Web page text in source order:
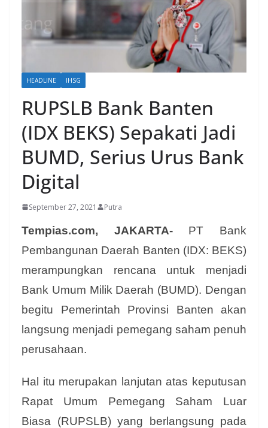
HEADLINE IHSG
RUPSLB Bank Banten
(IDX BEKS) Sepakati Jadi
BUMD, Serius Urus Bank
Digital
September 27, 2021 Putra
Tempias.com, JAKARTA-PT Bank
Pembangunan Daerah Banten (IDX: BEKS)
merampungkan rencana untuk menjadi
Bank Umum Milik Daerah (BUMD). Dengan
begitu Pemerintah Provinsi Banten akan
langsung menjadi pemegang saham penuh
perusahaan.
Hal itu merupakan lanjutan atas keputusan
Rapat Umum Pemegang Saham Luar
Biasa (RUPSLB) yang berlangsung pada